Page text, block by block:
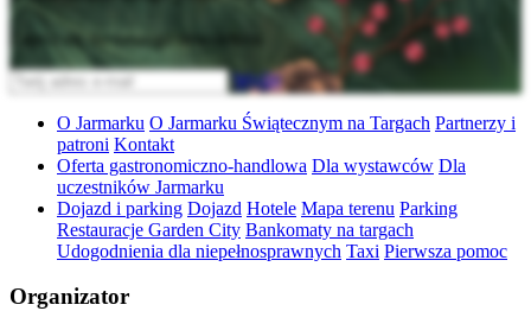
Zapisz się do naszego newslettera
Wyślij
O Jarmarku O Jarmarku Świątecznym na Targach Partnerzy i
patroni Kontakt
Oferta gastronomiczno-handlowa Dla wystawców Dla
uczestników Jarmarku
Dojazd i parking Dojazd Hotele Mapa terenu Parking
Restauracje Garden City Bankomaty na targach
Udogodnienia dla niepełnosprawnych Taxi Pierwsza pomoc
Organizator